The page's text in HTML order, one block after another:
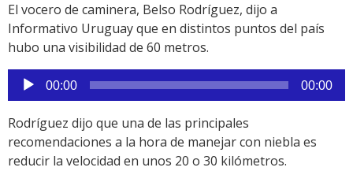
El vocero de caminera, Belso Rodríguez, dijo a
Informativo Uruguay que en distintos puntos del país
hubo una visibilidad de 60 metros.
Reproductor
de
audio
00:00 00:00
Rodríguez dijo que una de las principales
recomendaciones a la hora de manejar con niebla es
reducir la velocidad en unos 20 o 30 kilómetros.